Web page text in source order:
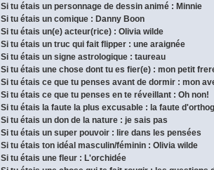
Si tu étais un personnage de dessin animé : Minnie
Si tu étais un comique : Danny Boon
Si tu étais un(e) acteur(rice) : Olivia wilde
Si tu étais un truc qui fait flipper : une araignée
Si tu étais un signe astrologique : taureau
Si tu étais une chose dont tu es fier(e) : mon petit
Si tu étais ce que tu penses avant de dormir : mon
Si tu étais ce que tu penses en te réveillant : Oh non!
Si tu étais la faute la plus excusable : la faute
Si tu étais un don de la nature : je sais pas
Si tu étais un super pouvoir : lire dans les pensées
Si tu étais ton idéal masculin/féminin : Olivia wilde
Si tu étais une fleur : L'orchidée